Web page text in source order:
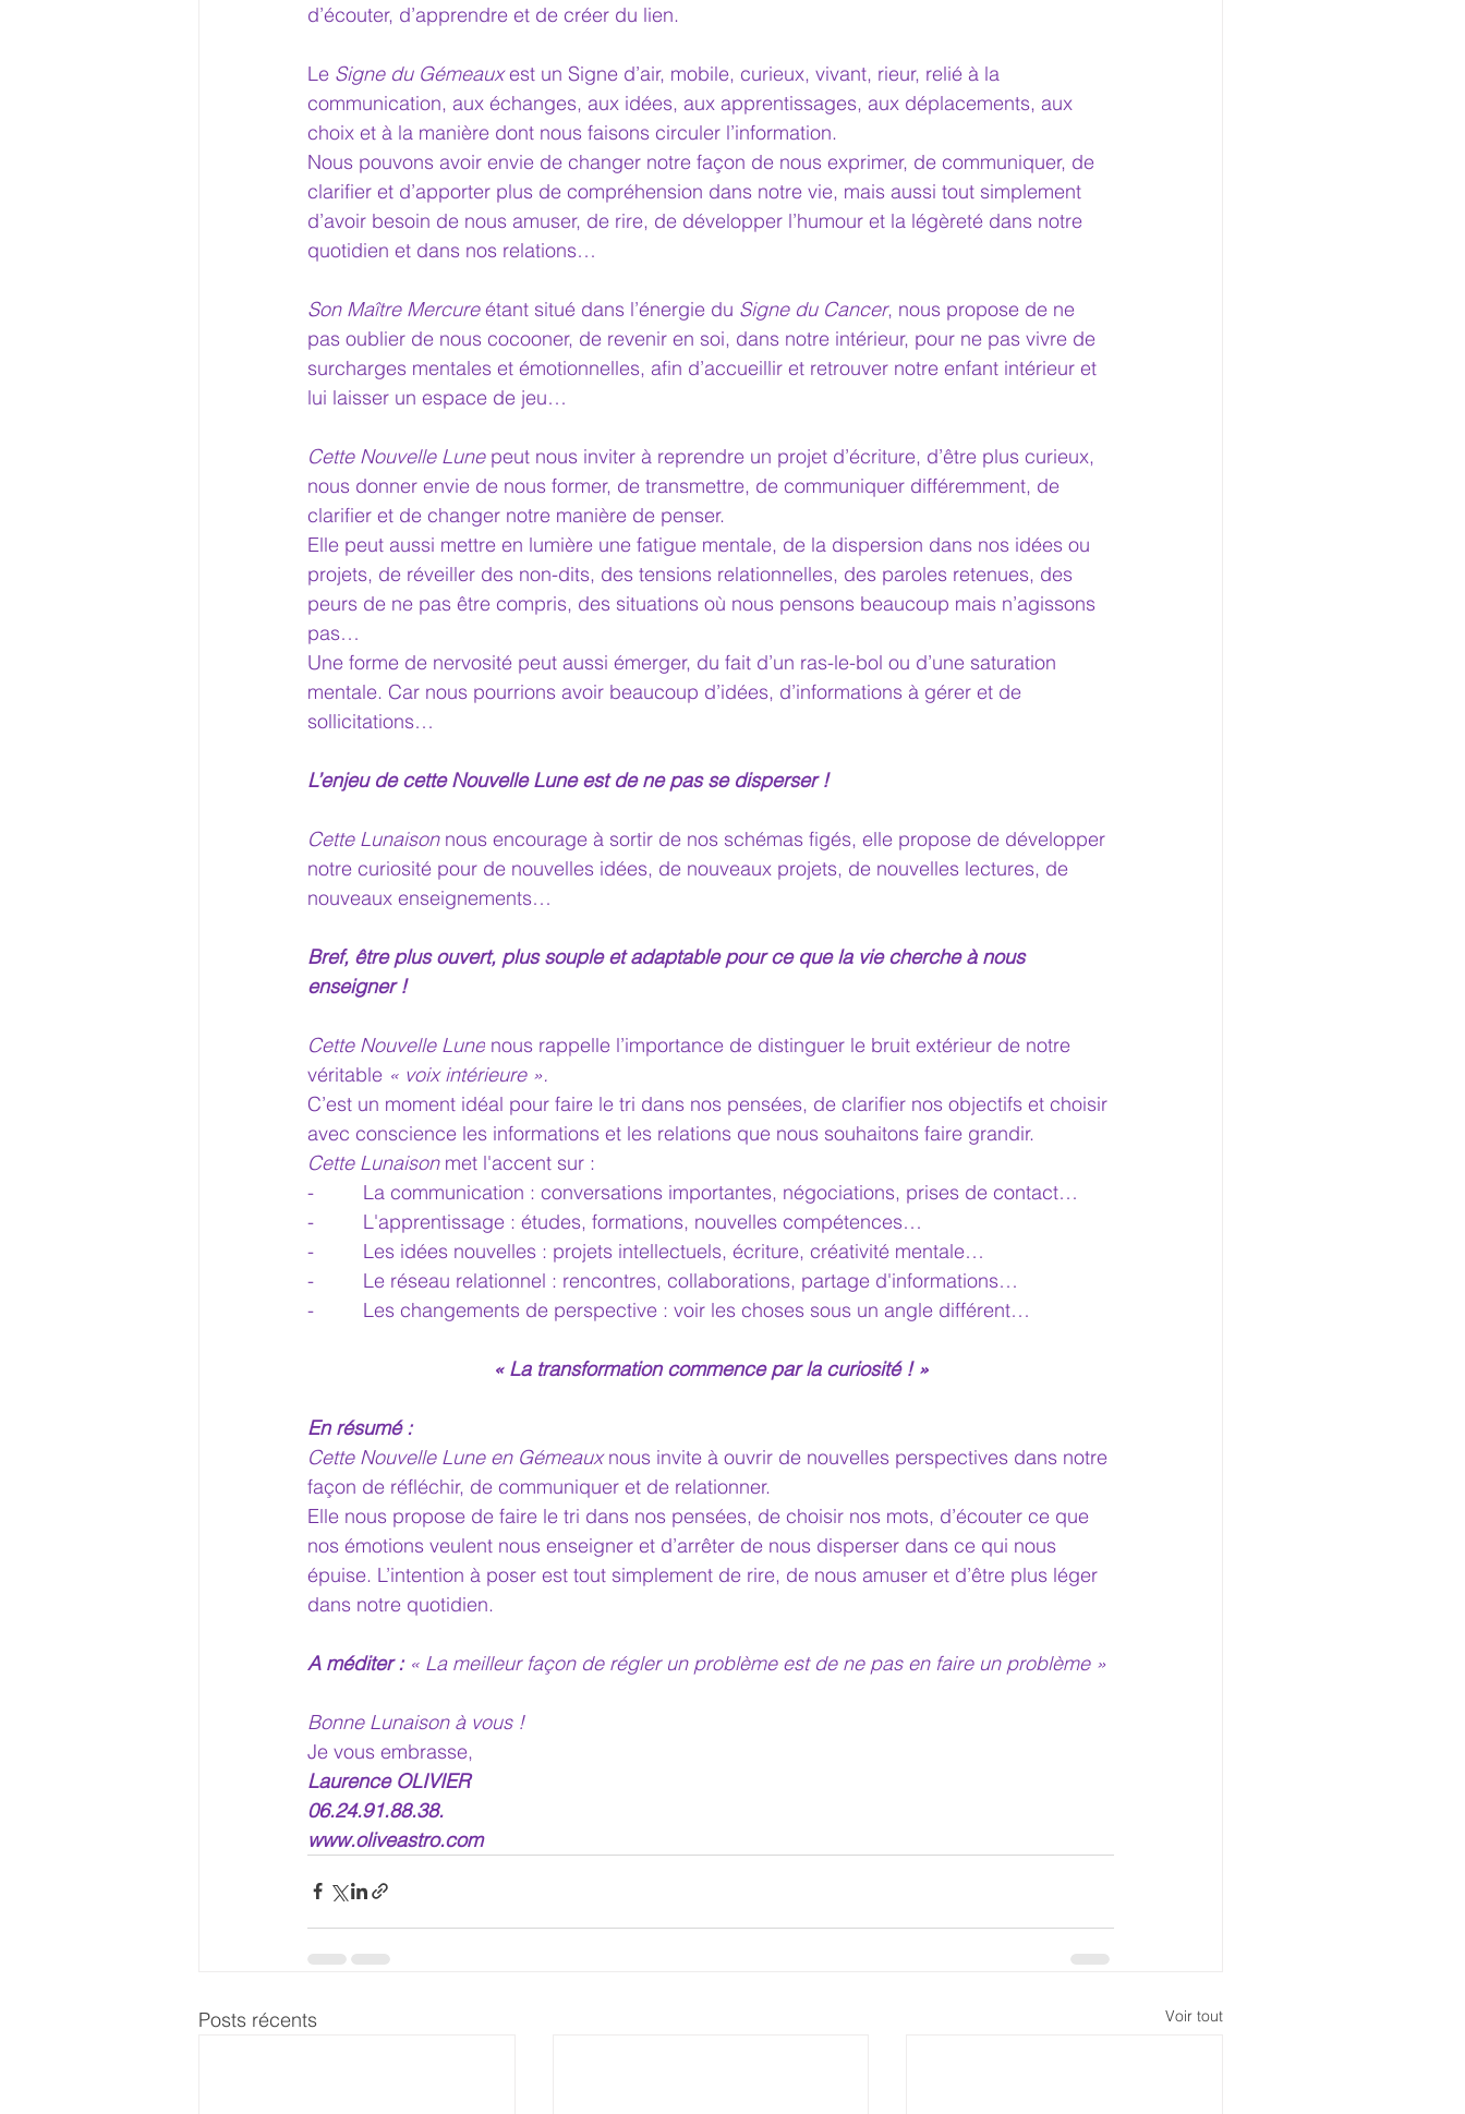
d’écouter, d’apprendre et de créer du lien.
Le Signe du Gémeaux est un Signe d’air, mobile, curieux, vivant, rieur, relié à la
communication, aux échanges, aux idées, aux apprentissages, aux déplacements, aux
choix et à la manière dont nous faisons circuler l’information.
Nous pouvons avoir envie de changer notre façon de nous exprimer, de communiquer, de
clarifier et d’apporter plus de compréhension dans notre vie, mais aussi tout simplement
d’avoir besoin de nous amuser, de rire, de développer l’humour et la légèreté dans notre
quotidien et dans nos relations…
Son Maître Mercure étant situé dans l’énergie du Signe du Cancer, nous propose de ne
pas oublier de nous cocooner, de revenir en soi, dans notre intérieur, pour ne pas vivre de
surcharges mentales et émotionnelles, afin d’accueillir et retrouver notre enfant intérieur et
lui laisser un espace de jeu…
Cette Nouvelle Lune peut nous inviter à reprendre un projet d’écriture, d’être plus curieux,
nous donner envie de nous former, de transmettre, de communiquer différemment, de
clarifier et de changer notre manière de penser.
Elle peut aussi mettre en lumière une fatigue mentale, de la dispersion dans nos idées ou
projets, de réveiller des non-dits, des tensions relationnelles, des paroles retenues, des
peurs de ne pas être compris, des situations où nous pensons beaucoup mais n’agissons
pas…
Une forme de nervosité peut aussi émerger, du fait d’un ras-le-bol ou d’une saturation
mentale. Car nous pourrions avoir beaucoup d’idées, d’informations à gérer et de
sollicitations…
L’enjeu de cette Nouvelle Lune est de ne pas se disperser !
Cette Lunaison nous encourage à sortir de nos schémas figés, elle propose de développer
notre curiosité pour de nouvelles idées, de nouveaux projets, de nouvelles lectures, de
nouveaux enseignements…
Bref, être plus ouvert, plus souple et adaptable pour ce que la vie cherche à nous
enseigner !
Cette Nouvelle Lune nous rappelle l’importance de distinguer le bruit extérieur de notre
véritable « voix intérieure ».
C’est un moment idéal pour faire le tri dans nos pensées, de clarifier nos objectifs et choisir
avec conscience les informations et les relations que nous souhaitons faire grandir.
Cette Lunaison met l'accent sur :
-         La communication : conversations importantes, négociations, prises de contact…
-         L'apprentissage : études, formations, nouvelles compétences…
-         Les idées nouvelles : projets intellectuels, écriture, créativité mentale…
-         Le réseau relationnel : rencontres, collaborations, partage d'informations…
-         Les changements de perspective : voir les choses sous un angle différent…
« La transformation commence par la curiosité ! »
En résumé :
Cette Nouvelle Lune en Gémeaux nous invite à ouvrir de nouvelles perspectives dans notre
façon de réfléchir, de communiquer et de relationner.
Elle nous propose de faire le tri dans nos pensées, de choisir nos mots, d’écouter ce que
nos émotions veulent nous enseigner et d’arrêter de nous disperser dans ce qui nous
épuise. L’intention à poser est tout simplement de rire, de nous amuser et d’être plus léger
dans notre quotidien.
A méditer : « La meilleur façon de régler un problème est de ne pas en faire un problème »
Bonne Lunaison à vous !
Je vous embrasse,
Laurence OLIVIER
06.24.91.88.38.
www.oliveastro.com
Posts récents Voir tout